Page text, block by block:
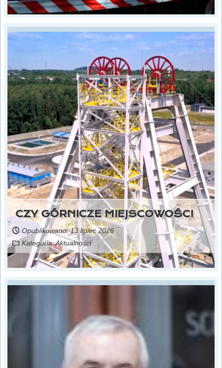
CZY GÓRNICZE MIEJSCOWOŚCI
Opublikowano: 13 lipiec 2026
Kategoria:Aktualności